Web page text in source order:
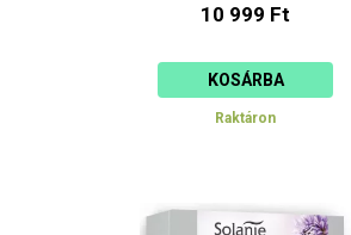
10 999 Ft
KOSÁRBA
Raktáron